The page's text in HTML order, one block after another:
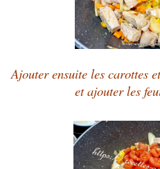
Ajouter ensuite les carottes
et ajouter les